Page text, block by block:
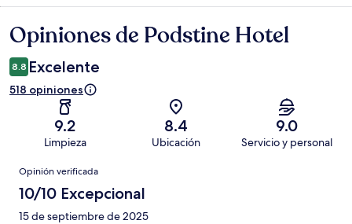
Opiniones
Opiniones de Podstine Hotel
8.8 Excelente
518 opiniones
9.2
Limpieza
8.4
Ubicación
9.0
Servicio y personal
Opiniones
Opinión verificada
10/10 Excepcional
15 de septiembre de 2025